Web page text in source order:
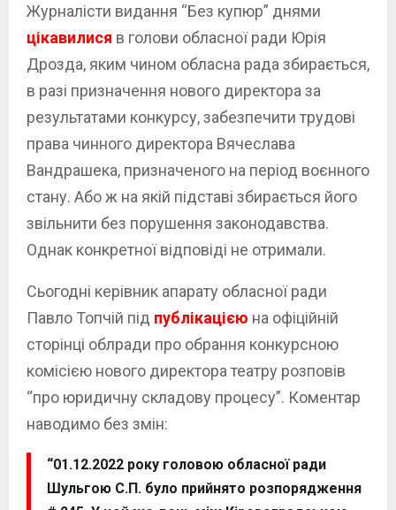
Журналісти видання “Без купюр” днями
цікавилися в голови обласної ради Юрія
Дрозда, яким чином обласна рада збирається,
в разі призначення нового директора за
результатами конкурсу, забезпечити трудові
права чинного директора Вячеслава
Вандрашека, призначеного на період воєнного
стану. Або ж на якій підставі збирається його
звільнити без порушення законодавства.
Однак конкретної відповіді не отримали.
Сьогодні керівник апарату обласної ради
Павло Топчій під публікацією на офіційній
сторінці облради про обрання конкурсною
комісією нового директора театру розповів
“про юридичну складову процесу”. Коментар
наводимо без змін:
“01.12.2022 року головою обласної ради
Шульгою С.П. було прийнято розпорядження